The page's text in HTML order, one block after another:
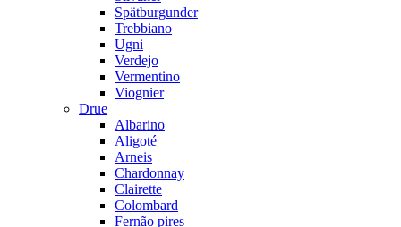
Spätburgunder
Trebbiano
Ugni
Verdejo
Vermentino
Viognier
Drue
Albarino
Aligoté
Arneis
Chardonnay
Clairette
Colombard
Fernão pires